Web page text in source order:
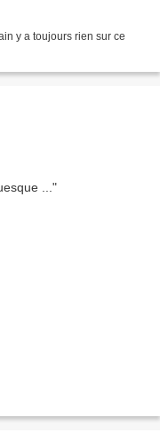
y a toujours rien sur ce